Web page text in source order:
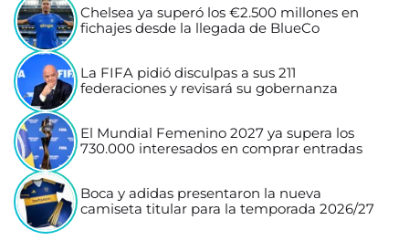
Chelsea ya superó los €2.500 millones en
fichajes desde la llegada de BlueCo
La FIFA pidió disculpas a sus 211
federaciones y revisará su gobernanza
El Mundial Femenino 2027 ya supera los
730.000 interesados en comprar entradas
Boca y adidas presentaron la nueva
camiseta titular para la temporada 2026/27